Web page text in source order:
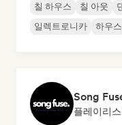
칠 하우스 칠 아웃
일렉트로니카
하우
Song
플레이리